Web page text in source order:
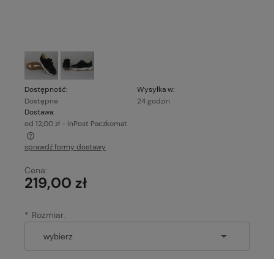
Dostępność:
Dostępne
Wysyłka w:
24 godzin
Dostawa:
od 12,00 zł - InPost Paczkomat
Cena nie zawiera ewentualnych kosztów płatności
sprawdź formy dostawy
Cena:
219,00 zł
* Rozmiar: